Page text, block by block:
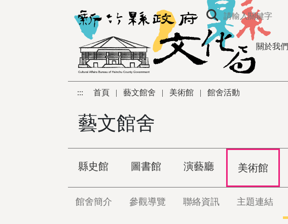
關於我們
::: 首頁 | 藝文館舍 | 美術館 | 館舍活動
藝文館舍
縣史館 圖書館 演藝廳 美術館
館舍簡介 參觀導覽 聯絡資訊 主題連結